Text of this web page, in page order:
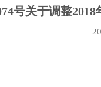
号关于调整